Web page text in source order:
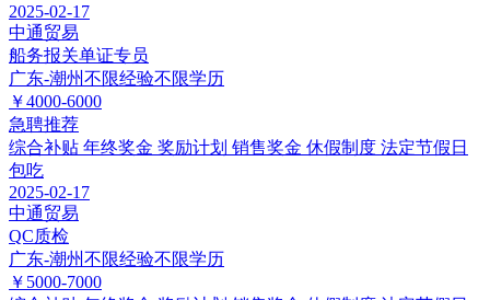
2025-02-17
中通贸易
船务报关单证专员
广东-潮州不限经验不限学历
￥4000-6000
急聘推荐
综合补贴 年终奖金 奖励计划 销售奖金 休假制度 法定节假日
包吃
2025-02-17
中通贸易
QC质检
广东-潮州不限经验不限学历
￥5000-7000